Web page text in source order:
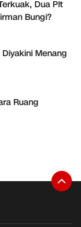
Dua Plt
Bungi?
Menang
Ruang